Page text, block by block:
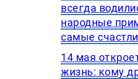
всегда
народные
самые
14 мая
жизнь: кому